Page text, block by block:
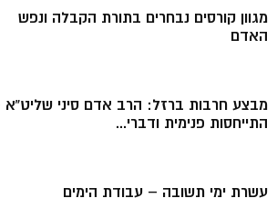
מגוון קורסים נבחרים בתורת הקבלה ונפש
האדם
מבצע חרבות ברזל: הרב אדם סיני שליט”א
התייחסות פנימית ודברי...
עשרת ימי תשובה – עבודת הימים